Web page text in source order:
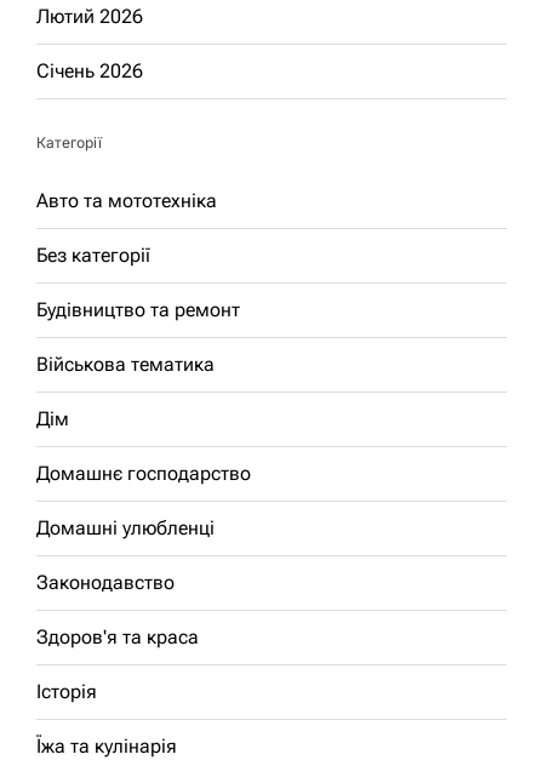
Лютий 2026
Січень 2026
Категорії
Авто та мототехніка
Без категорії
Будівництво та ремонт
Військова тематика
Дім
Домашнє господарство
Домашні улюбленці
Законодавство
Здоров'я та краса
Історія
Їжа та кулінарія